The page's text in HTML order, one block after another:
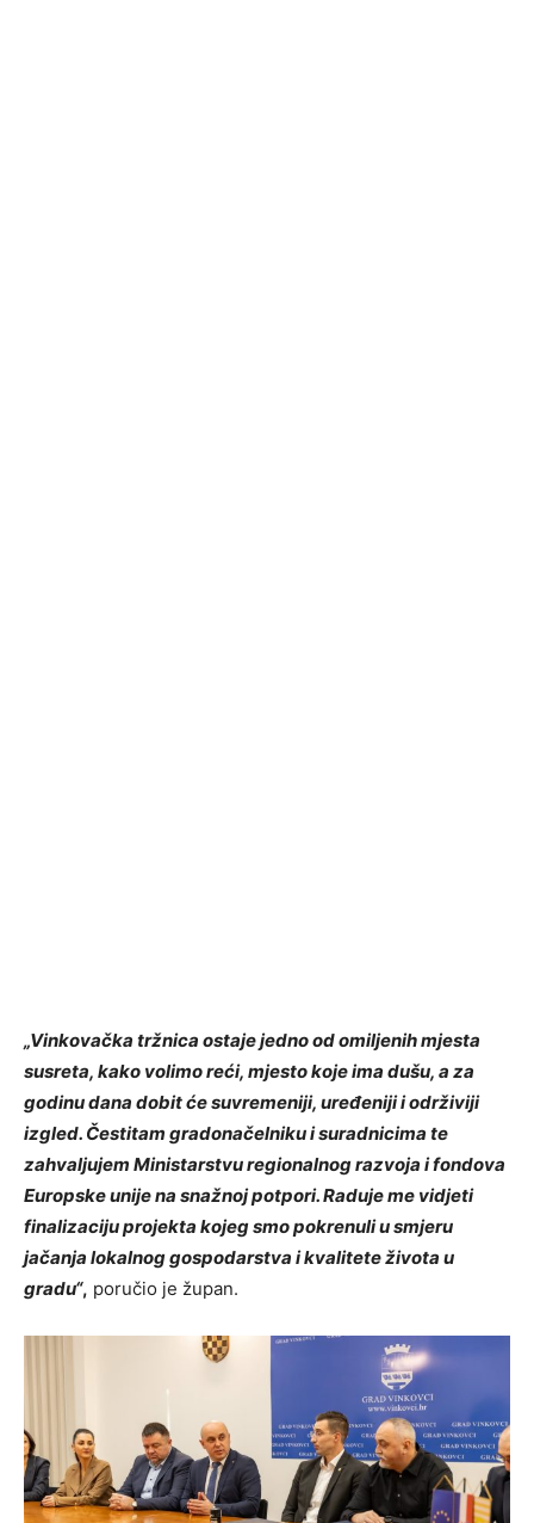
„Vinkovačka tržnica ostaje jedno od omiljenih mjesta
susreta, kako volimo reći, mjesto koje ima dušu, a za
godinu dana dobit će suvremeniji, uređeniji i održiviji
izgled. Čestitam gradonačelniku i suradnicima te
zahvaljujem Ministarstvu regionalnog razvoja i fondova
Europske unije na snažnoj potpori. Raduje me vidjeti
finalizaciju projekta kojeg smo pokrenuli u smjeru
jačanja lokalnog gospodarstva i kvalitete života u
gradu“, poručio je župan.